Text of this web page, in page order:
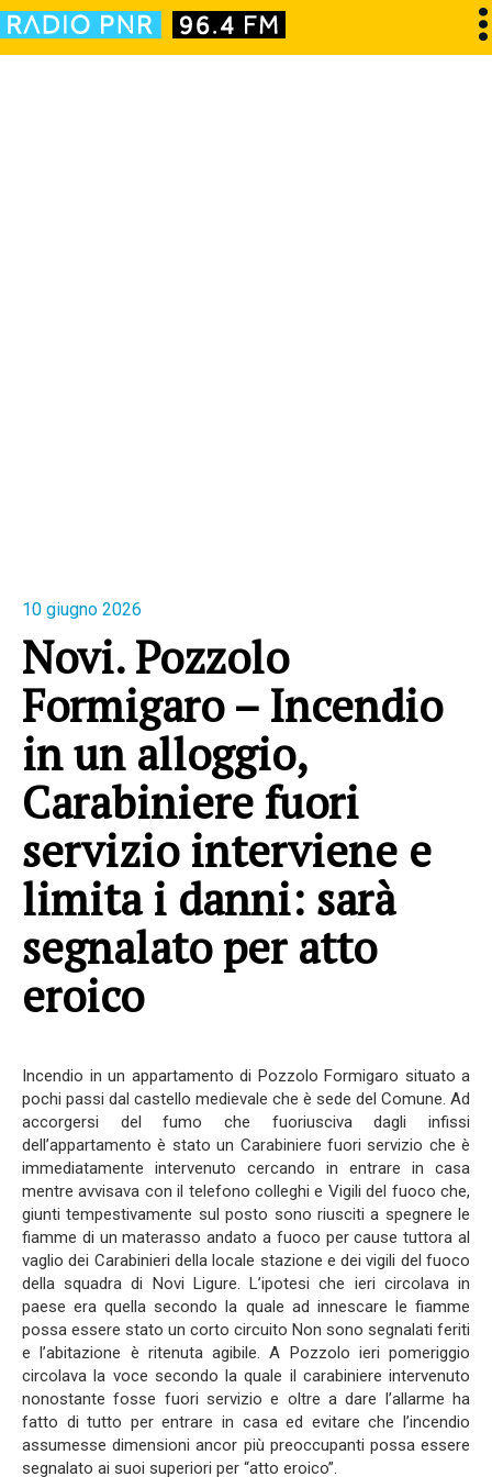
10 giugno 2026
Novi. Pozzolo
Formigaro – Incendio
in un alloggio,
Carabiniere fuori
servizio interviene e
limita i danni: sarà
segnalato per atto
eroico
Incendio in un appartamento di Pozzolo Formigaro situato a
pochi passi dal castello medievale che è sede del Comune. Ad
accorgersi del fumo che fuoriusciva dagli infissi
dell’appartamento è stato un Carabiniere fuori servizio che è
immediatamente intervenuto cercando in entrare in casa
mentre avvisava con il telefono colleghi e Vigili del fuoco che,
giunti tempestivamente sul posto sono riusciti a spegnere le
fiamme di un materasso andato a fuoco per cause tuttora al
vaglio dei Carabinieri della locale stazione e dei vigili del fuoco
della squadra di Novi Ligure. L’ipotesi che ieri circolava in
paese era quella secondo la quale ad innescare le fiamme
possa essere stato un corto circuito Non sono segnalati feriti
e l’abitazione è ritenuta agibile. A Pozzolo ieri pomeriggio
circolava la voce secondo la quale il carabiniere intervenuto
nonostante fosse fuori servizio e oltre a dare l’allarme ha
fatto di tutto per entrare in casa ed evitare che l’incendio
assumesse dimensioni ancor più preoccupanti possa essere
segnalato ai suoi superiori per “atto eroico”.